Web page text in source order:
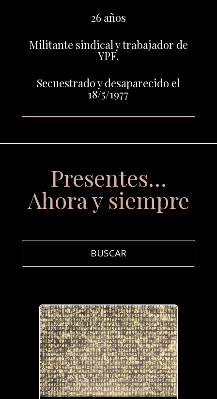
26 años
Militante sindical y trabajador de
YPF.
Secuestrado y desaparecido el
18/5/1977
Presentes…
Ahora y siempre